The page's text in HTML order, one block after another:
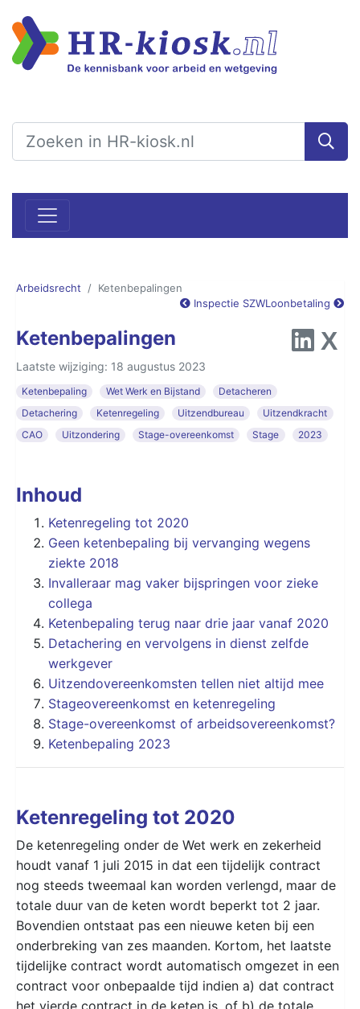
Arbeidsrecht
Ketenbepalingen
Inspectie SZWLoonbetaling
Ketenbepalingen
Laatste wijziging: 18 augustus 2023
Ketenbepaling Wet Werk en Bijstand
Detacheren
Detachering
Ketenregeling Uitzendbureau
Uitzendkracht
CAO
Uitzondering Stage-overeenkomst Stage 2023
Inhoud
Ketenregeling tot 2020
Geen ketenbepaling bij vervanging wegens
ziekte 2018
Invalleraar mag vaker bijspringen voor zieke
collega
Ketenbepaling terug naar drie jaar vanaf 2020
Detachering en vervolgens in dienst zelfde
werkgever
Uitzendovereenkomsten tellen niet altijd mee
Stageovereenkomst en ketenregeling
Stage-overeenkomst of arbeidsovereenkomst?
Ketenbepaling 2023
Ketenregeling tot 2020
De ketenregeling onder de Wet werk en zekerheid
houdt vanaf 1 juli 2015 in dat een tijdelijk contract
nog steeds tweemaal kan worden verlengd, maar de
totale duur van de keten wordt beperkt tot 2 jaar.
Bovendien ontstaat pas een nieuwe keten bij een
onderbreking van zes maanden. Kortom, het laatste
tijdelijke contract wordt automatisch omgezet in een
contract voor onbepaalde tijd indien a) dat contract
het vierde contract in de keten is, of b) de totale